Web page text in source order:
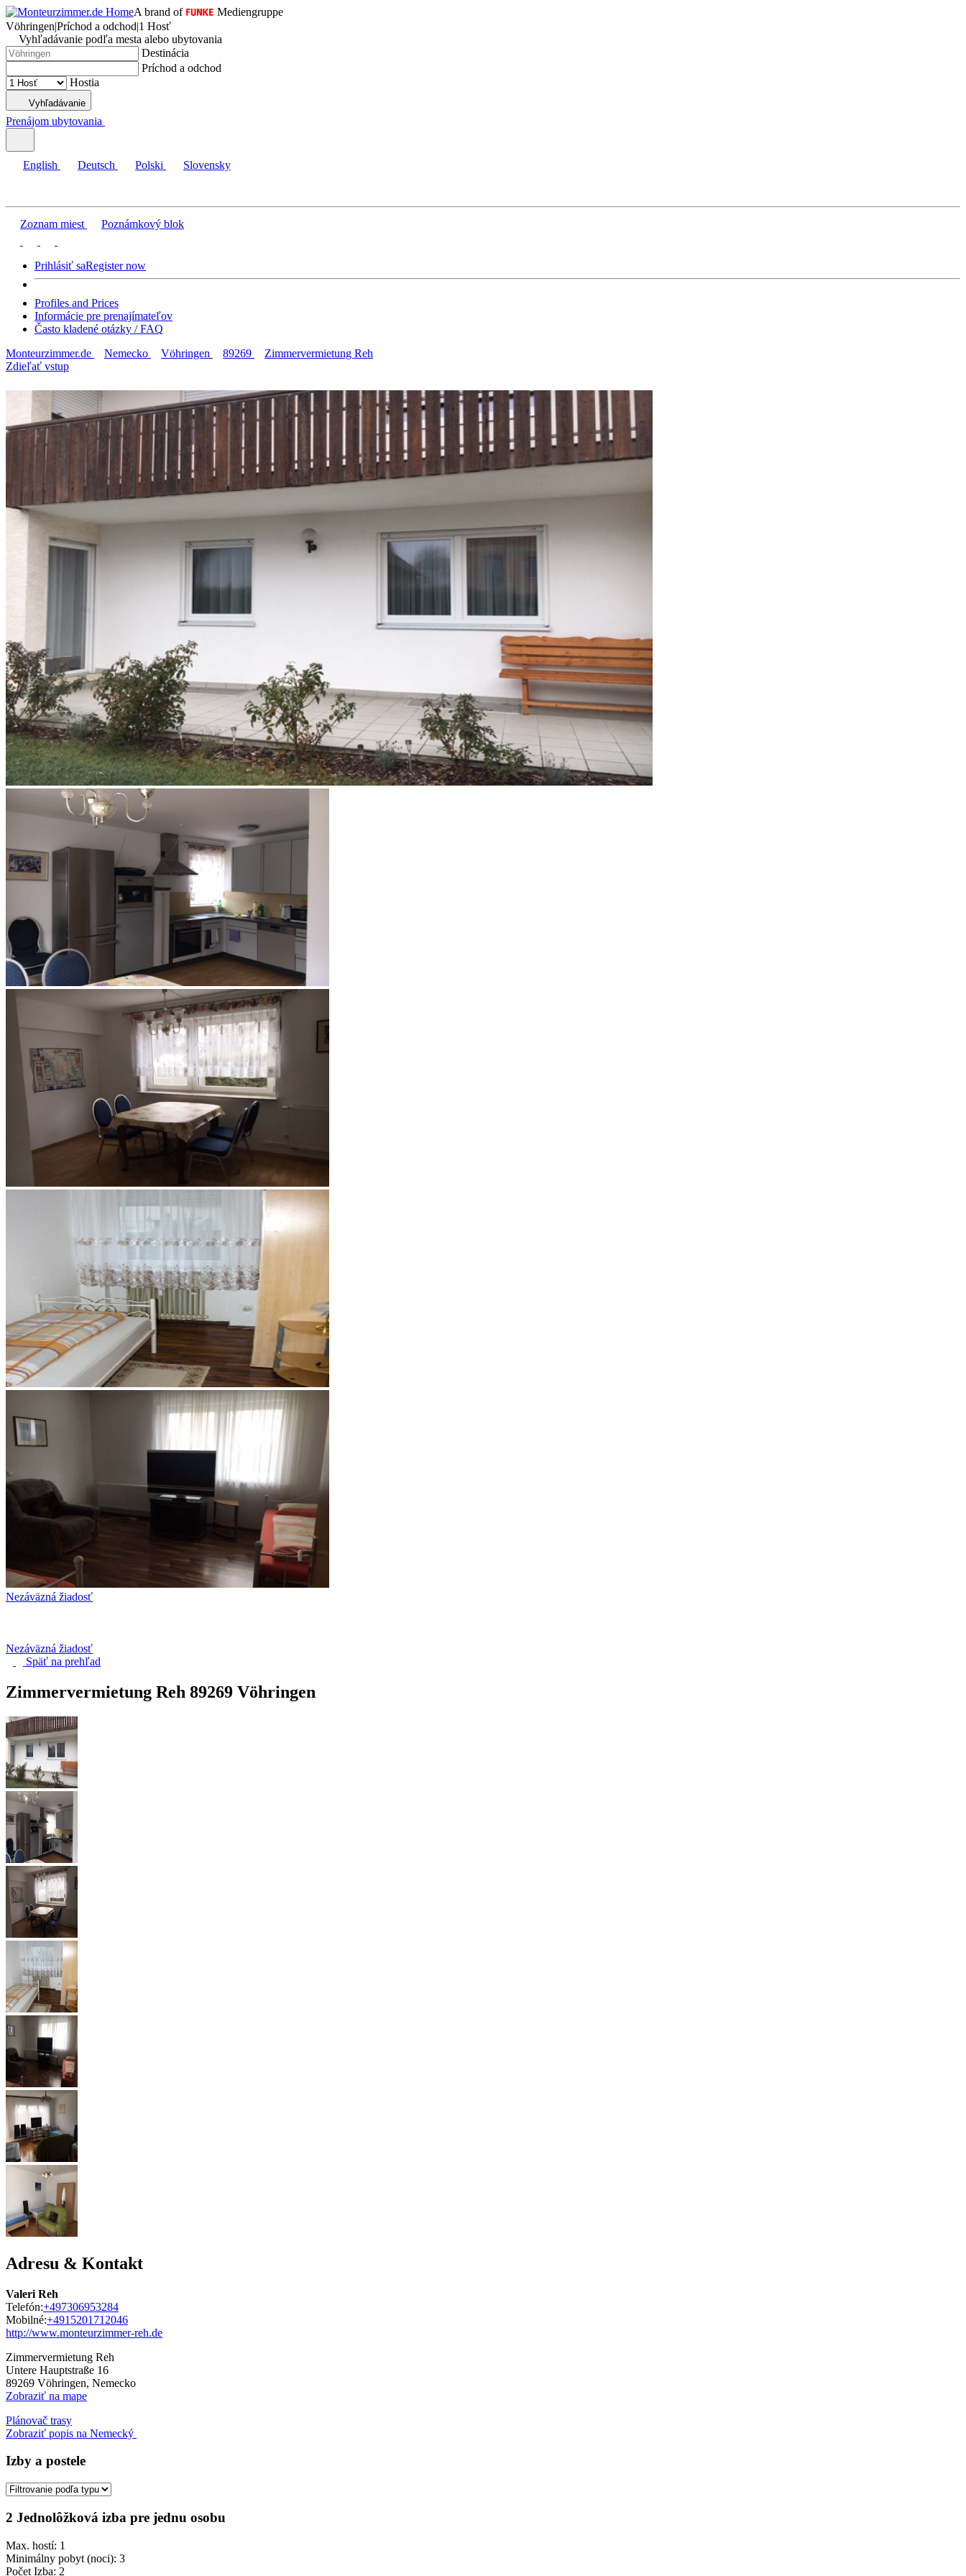
A brand of
Mediengruppe
Vöhringen|Príchod a odchod|1 Hosť
Vyhľadávanie podľa mesta alebo ubytovania
Destinácia
Príchod a odchod
Hostia
Vyhľadávanie
Prenájom ubytovania
English Deutsch Polski Slovensky
Zoznam miest Poznámkový blok
Prihlásiť saRegister now
Profiles and Prices
Informácie pre prenajímateľov
Často kladené otázky / FAQ
Monteurzimmer.de
Nemecko Vöhringen 89269
Zimmervermietung Reh
Zdieľať vstup
Nezáväzná žiadosť
Nezáväzná žiadosť
Späť na prehľad
Zimmervermietung Reh 89269 Vöhringen
Adresu & Kontakt
Valeri Reh
Telefón:+497306953284
Mobilné:+4915201712046
http://www.monteurzimmer-reh.de
Zimmervermietung Reh
Untere Hauptstraße 16
89269 Vöhringen, Nemecko
Zobraziť na mape
Plánovač trasy
Zobraziť popis na Nemecký
Izby a postele
2 Jednolôžková izba pre jednu osobu
Max. hostí: 1
Minimálny pobyt (noci): 3
Počet Izba: 2